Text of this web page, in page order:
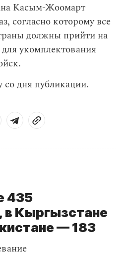
Касым-Жоомарт
согласно которому все
должны прийти на
укомплектования
со дня публикации.
435
Кыргызстане
— 183